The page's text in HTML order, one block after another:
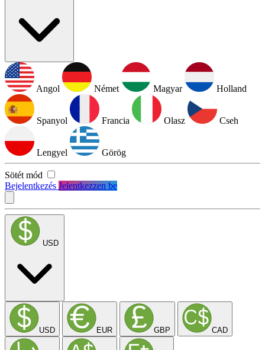
Angol Német Magyar Holland
Spanyol Francia Olasz Cseh
Lengyel Görög
Sötét mód
Bejelentkezés Jelentkezzen be
USD
USD EUR GBP CAD